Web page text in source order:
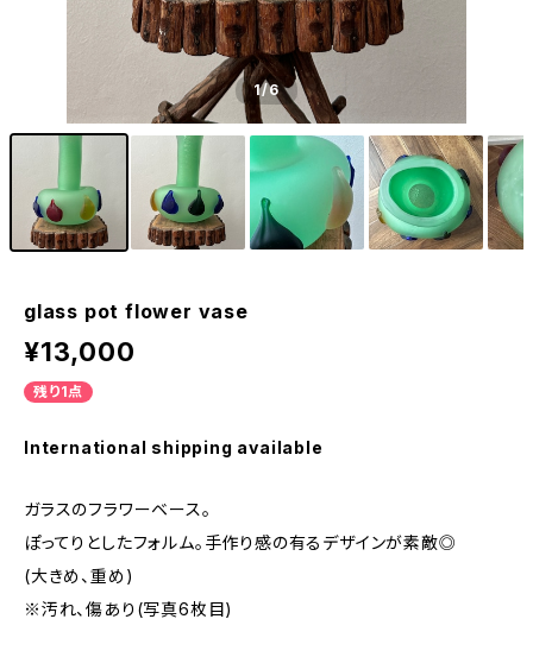
1/6
glass pot flower vase
¥13,000
残り1点
International shipping available
ガラスのフラワーベース。
ぽってりとしたフォルム。手作り感の有るデザインが素敵◎
(大きめ、重め)
※汚れ、傷あり(写真6枚目)